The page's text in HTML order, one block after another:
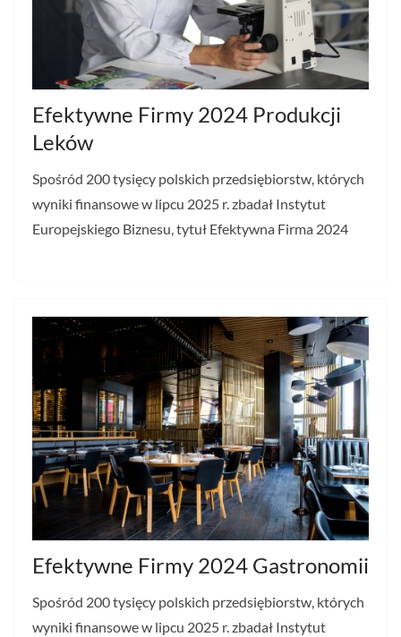
Efektywne Firmy 2024 Produkcji
Leków
Spośród 200 tysięcy polskich przedsiębiorstw, których
wyniki finansowe w lipcu 2025 r. zbadał Instytut
Europejskiego Biznesu, tytuł Efektywna Firma 2024
Efektywne Firmy 2024 Gastronomii
Spośród 200 tysięcy polskich przedsiębiorstw, których
wyniki finansowe w lipcu 2025 r. zbadał Instytut